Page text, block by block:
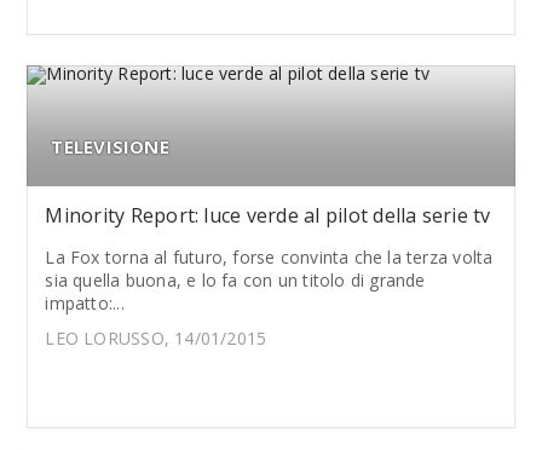
TELEVISIONE
Minority Report: luce verde al pilot della serie tv
La Fox torna al futuro, forse convinta che la terza volta
sia quella buona, e lo fa con un titolo di grande
impatto:...
LEO LORUSSO, 14/01/2015